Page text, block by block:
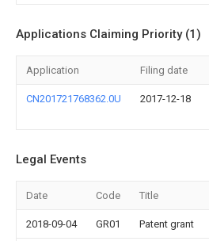
Applications Claiming Priority (1)
Application Filing date
CN201721768362.0U 2017-12-18
Legal Events
Date Code Title
2018-09-04 GR01 Patent grant